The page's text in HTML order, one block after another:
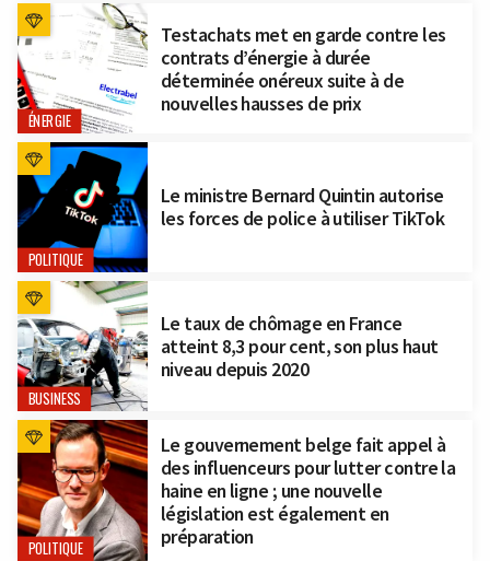
ÉNERGIE
Testachats met en garde contre les
contrats d’énergie à durée
déterminée onéreux suite à de
nouvelles hausses de prix
POLITIQUE
Le ministre Bernard Quintin autorise
les forces de police à utiliser TikTok
BUSINESS
Le taux de chômage en France
atteint 8,3 pour cent, son plus haut
niveau depuis 2020
POLITIQUE
Le gouvernement belge fait appel à
des influenceurs pour lutter contre la
haine en ligne ; une nouvelle
législation est également en
préparation